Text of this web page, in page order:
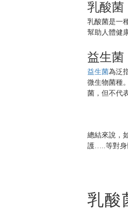
乳酸菌
乳酸菌是一
幫助人體健
益生菌
益生菌為泛
微生物菌種
菌，但不代
總結來說，
護…..等對身
乳酸